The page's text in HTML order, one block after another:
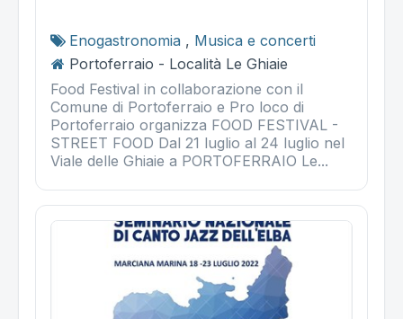
Enogastronomia , Musica e concerti
Portoferraio - Località Le Ghiaie
Food Festival in collaborazione con il
Comune di Portoferraio e Pro loco di
Portoferraio organizza FOOD FESTIVAL -
STREET FOOD Dal 21 luglio al 24 luglio nel
Viale delle Ghiaie a PORTOFERRAIO Le...